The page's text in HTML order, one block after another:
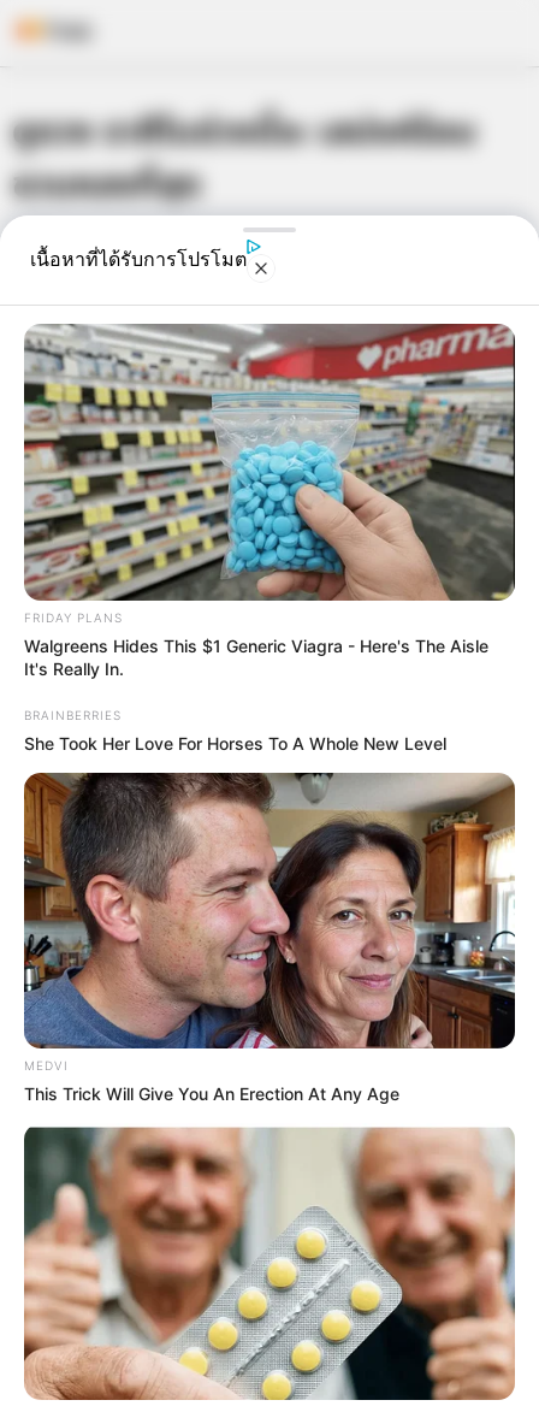
to
content
ดูดวง ราศีในช่วงนี้จะ เสน่งห์ร้อน
ชวนหลงที่สุด
เจ้าหมอดู 26 พ.ย. 2013
แชร์
ดูดวงราศีใดในช่วงนี้จะเสน่ห์ร้อนชวนหลงที่สุด ซึ่งใน
บรรดาทั้งหมด 12 ราศีนั้น จะเป็นราศีของคุณหรือเปล่า
ทางHoroscope.Mthai.comได้นำข้อมูลมาฝากกันแล้ว
ครับ
ราศีในช่วงนี้จะ เสน่งห์ร้อน ชวนหลงที่สุด
ราศีพิจิก (16 พ.ย. – 15 ธ.ค.) ในช่วงนี้จะ
หลงที่สุด
ราศีพิจิก มีพลังมนตรามหาเสน่ห์เด่นชัดที่สุด โหรศาสตร์
กล่าวไว้ชัดว่า ชาว ราศีพิจิก มักมีดวงตาที่มีพลัง และยิ่งได้
ใกล้ชิด ยิ่งจะมีโอกาสได้กลิ่นกายเนื้อ จะมีกลิ่นที่จูงใจที่
ทำให้เกิดเป็นเมตตามหานิยมที่สำคัญชาว ราศีพิจิก เป็น
ราศีแห่งความลี้ลับ ใครที่เกิดในราศีนี้จะต้องค้นหาตัวตนที่
กล่าวมานั้นให้เจอ เพราะนั่นคือเสน่ห์มนตราของคุณ
เนื้อหาที่ได้รับการโปรโมต
FRIDAY PLANS
Walgreens Hides This $1 Generic Viagra - Here's The Aisle
It's Really In.
BRAINBERRIES
She Took Her Love For Horses To A Whole New Level
MEDVI
This Trick Will Give You An Erection At Any Age